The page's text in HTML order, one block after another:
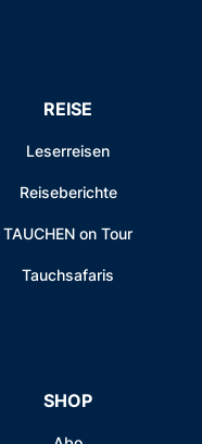
REISE
Leserreisen
Reiseberichte
TAUCHEN on Tour
Tauchsafaris
SHOP